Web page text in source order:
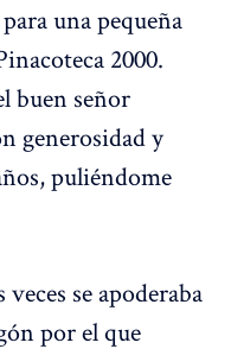
una pequeña
2000.
buen señor
generosidad y
puliéndome
se apoderaba
por el que